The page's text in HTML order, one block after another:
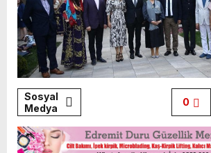
Sosyal
Medya
0